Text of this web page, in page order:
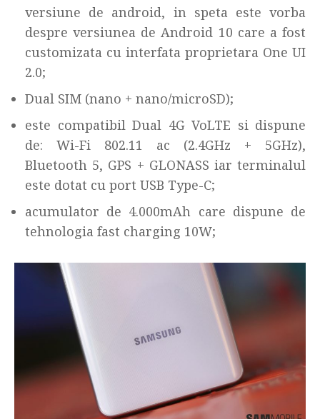
versiune de android, in speta este vorba
despre versiunea de Android 10 care a fost
customizata cu interfata proprietara One UI
2.0;
Dual SIM (nano + nano/microSD);
este compatibil Dual 4G VoLTE si dispune
de: Wi-Fi 802.11 ac (2.4GHz + 5GHz),
Bluetooth 5, GPS + GLONASS iar terminalul
este dotat cu port USB Type-C;
acumulator de 4.000mAh care dispune de
tehnologia fast charging 10W;